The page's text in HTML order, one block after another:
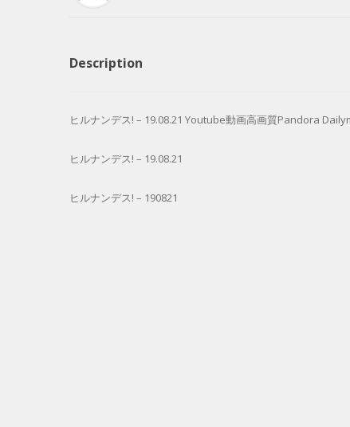
Description
ヒルナンデス! – 19.08.21 Youtube動画高画質Pandora
ヒルナンデス! – 19.08.21
ヒルナンデス! – 190821